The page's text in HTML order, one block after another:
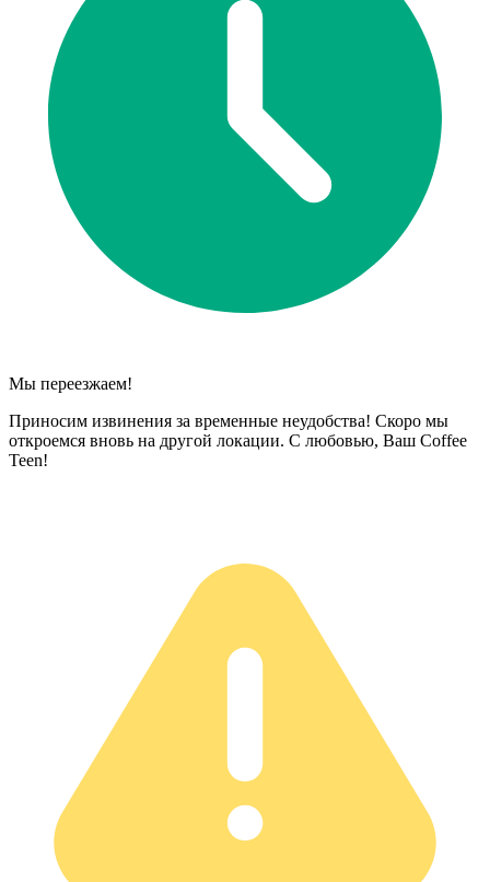
Мы переезжаем!
Приносим извинения за временные неудобства! Скоро мы
откроемся вновь на другой локации. С любовью, Ваш Coffee
Teen!